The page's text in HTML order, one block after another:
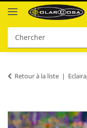
Retour à la liste